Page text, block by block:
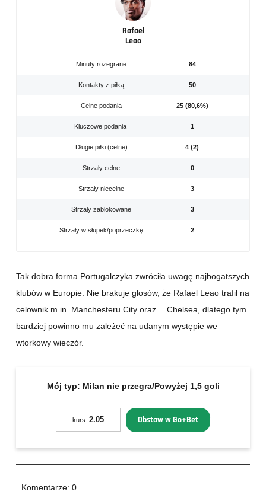
Rafael
Leao
Minuty rozegrane 84
Kontakty z piłką 50
Celne podania 25 (80,6%)
Kluczowe podania 1
Długie piłki (celne) 4 (2)
Strzały celne 0
Strzały niecelne 3
Strzały zablokowane 3
Strzały w słupek/poprzeczkę 2
Tak dobra forma Portugalczyka zwróciła uwagę najbogatszych
klubów w Europie. Nie brakuje głosów, że Rafael Leao trafił na
celownik m.in. Manchesteru City oraz… Chelsea, dlatego tym
bardziej powinno mu zależeć na udanym występie we
wtorkowy wieczór.
Mój typ: Milan nie przegra/Powyżej 1,5 goli
kurs:2.05 Obstaw w Go+Bet
Komentarze: 0